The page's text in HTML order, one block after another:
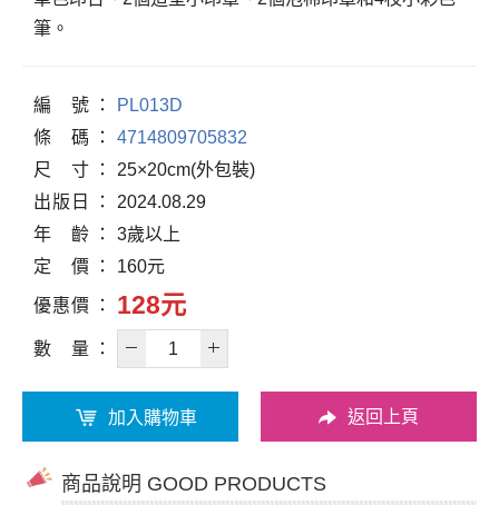
筆。
編 號
PL013D
條
碼
4714809705832
尺
寸
25×20cm(外包裝)
出版 日
2024.08.29
年
齡
3歲以上
定
價 160元
優惠價 128元
數 量
加入購物車 返回上頁
商品說明 GOOD PRODUCTS